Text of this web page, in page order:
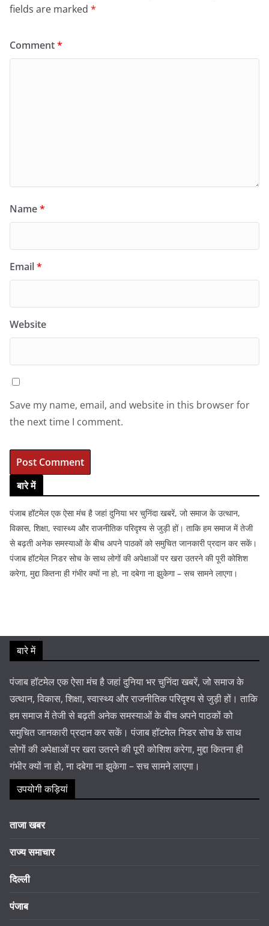
fields are marked *
Comment*
Name*
Email*
Website
Save my name, email, and website in this browser for
the next time I comment.
बारे में
पंजाब हॉटमेल एक ऐसा मंच है जहां दुनिया भर चुनिंदा खबरें, जो समाज के उत्थान,
विकास, शिक्षा, स्वास्थ्य और राजनीतिक परिदृश्य से जुड़ी हों। ताकि हम समाज में तेजी
से बढ़ती अनेक समस्याओं के बीच अपने पाठकों को समुचित जानकारी प्रदान कर सकें।
पंजाब हॉटमेल निडर सोच के साथ लोगों की अपेक्षाओं पर खरा उतरने की पूरी कोशिश
करेगा, मुद्दा कितना ही गंभीर क्यों ना हो, ना दबेगा ना झुकेगा – सच सामने लाएगा।
बारे में
पंजाब हॉटमेल एक ऐसा मंच है जहां दुनिया भर चुनिंदा खबरें, जो समाज के
उत्थान, विकास, शिक्षा, स्वास्थ्य और राजनीतिक परिदृश्य से जुड़ी हों। ताकि
हम समाज में तेजी से बढ़ती अनेक समस्याओं के बीच अपने पाठकों को
समुचित जानकारी प्रदान कर सकें। पंजाब हॉटमेल निडर सोच के साथ
लोगों की अपेक्षाओं पर खरा उतरने की पूरी कोशिश करेगा, मुद्दा कितना ही
गंभीर क्यों ना हो, ना दबेगा ना झुकेगा – सच सामने लाएगा।
उपयोगी कड़ियां
ताजा खबर
राज्य समाचार
दिल्ली
पंजाब